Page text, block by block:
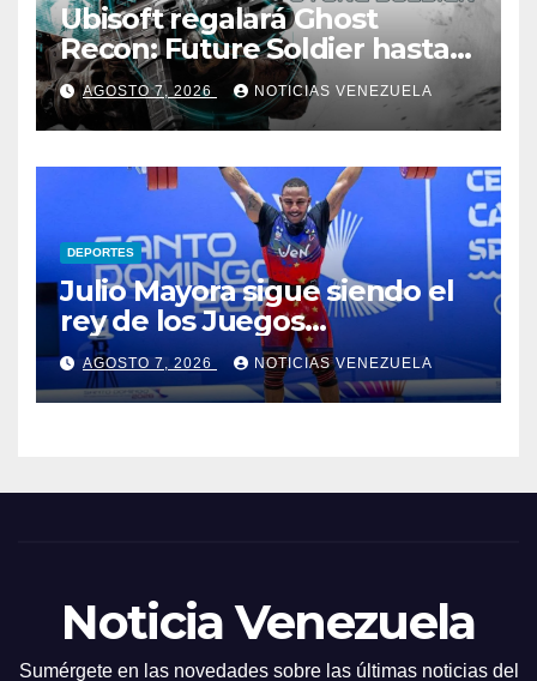
Ubisoft regalará Ghost
Recon: Future Soldier hasta
la próxima semana
AGOSTO 7, 2026 NOTICIAS VENEZUELA
DEPORTES
Julio Mayora sigue siendo el
rey de los Juegos
Centroamericanos
AGOSTO 7, 2026 NOTICIAS VENEZUELA
Noticia Venezuela
Sumérgete en las novedades sobre las últimas noticias del